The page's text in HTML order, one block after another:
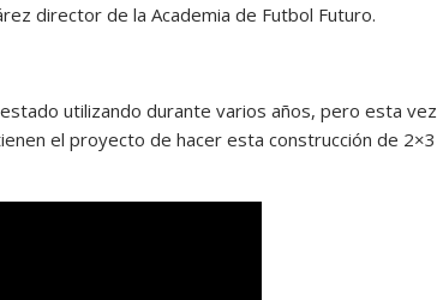
director de la Academia de Futbol Futuro.
utilizando durante varios años, pero esta vez
el proyecto de hacer esta construcción de 2×3